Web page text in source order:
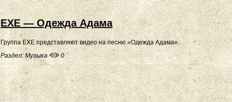
EXE — Одежда Адама
Группа EXE представляют видео на песню «Одежда Адама».
Раздел: Музыка 0